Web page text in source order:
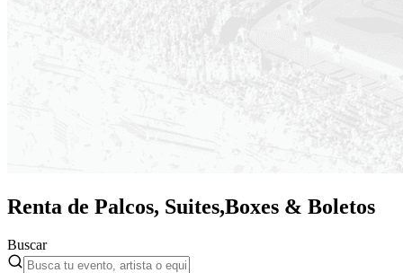
Renta de Palcos, Suites,Boxes & Boletos
Buscar